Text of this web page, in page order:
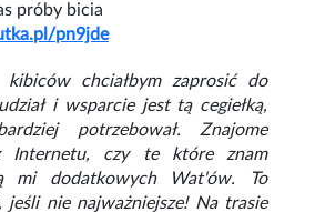
próby bicia
pn9jde
kibiców chciałbym zaprosić do
i wsparcie jest tą cegiełką,
potrzebował. Znajome
czy te które znam
mi dodatkowych Wat'ów. To
jeśli nie najważniejsze! Na trasie